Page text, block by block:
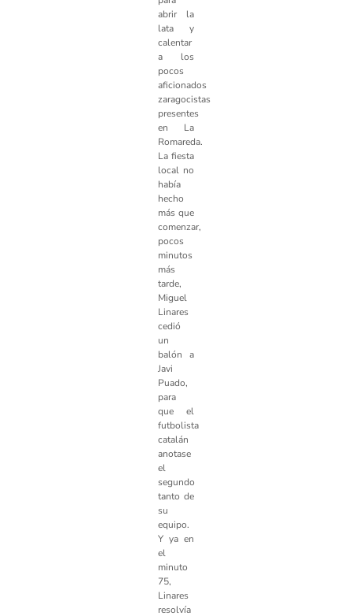
abrir la
lata y
calentar
a los
pocos
aficionados
zaragocistas
presentes
en La
Romareda.
La fiesta
local no
había
hecho
más que
comenzar,
pocos
minutos
más
tarde,
Miguel
Linares
cedió
un
balón a
Javi
Puado,
para
que el
futbolista
catalán
anotase
el
segundo
tanto de
su
equipo.
Y ya en
el
minuto
75,
Linares
resolvía